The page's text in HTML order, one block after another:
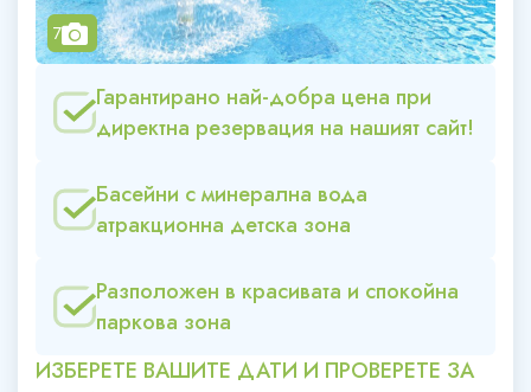
7camera
Гарантирано най-добра цена при
директна резервация на нашият сайт!
Басейни с минерална вода
атракционна детска зона
Разположен в красивата и спокойна
паркова зона
ИЗБЕРЕТЕ ВАШИТЕ ДАТИ И ПРОВЕРЕТЕ ЗА